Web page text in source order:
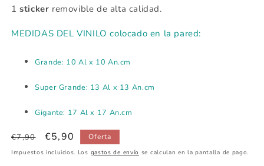
1sticker removible de alta calidad.
MEDIDAS DEL VINILO colocado en la pared:
Grande: 10 Al x 10 An.cm
Super Grande: 13 Al x 13 An.cm
Gigante: 17 Al x 17 An.cm
Precio
habitual
€7,90
Precio
de
€5,90 Oferta
Impuestos incluidos. Los gastos de envío se calculan en la pantalla de pago.